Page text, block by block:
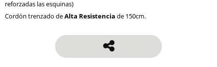
reforzadas las esquinas)
Cordón trenzado deAlta Resistencia de 150cm.